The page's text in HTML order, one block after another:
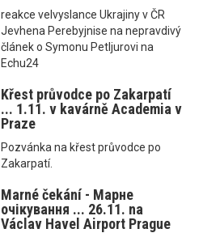
reakce velvyslance Ukrajiny v ČR
Jevhena Perebyjnise na nepravdivý
článek o Symonu Petljurovi na
Echu24
Křest průvodce po Zakarpatí
... 1.11. v kavárně Academia v
Praze
Pozvánka na křest průvodce po
Zakarpatí.
Marné čekání - Марне
очікування ... 26.11. na
Václav Havel Airport Prague